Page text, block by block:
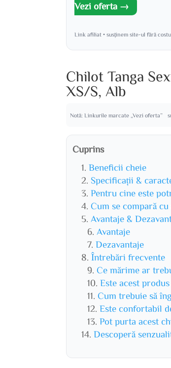
Vezi oferta →
Link afiliat • susținem site-ul fără
Chilot Tanga
XS/S, Alb
Notă: Linkurile marcate „Vezi oferta”
Cuprins
Beneficii cheie
Specificații &
Pentru cine este
Cum se compară
Avantaje &
Avantaje
Dezavantaje
Întrebări frecvente
Ce mărime ar
Este acest
Cum trebuie să
Este confortabil
Pot purta acest
Descoperă